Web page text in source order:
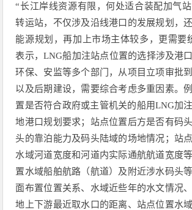
“长江岸线资源有限，何处适合装配加气
转运站，不仅涉及沿线港口的发展规划，
能源规划，再加上市场主体较多，更需要
表示，LNG船加注站点位置的选择涉及港
环保、安监等多个部门，从项目立项审批
以及后期建设，需要综合考虑多重因素。
置是否符合政府或主管机关的船用LNG加
地港口规划要求；站点位置后方是否有码
头的靠泊能力及码头陆域的场地情况；站
水域河道宽度和河道内实际通航航道宽度
置水域船舶航路（航道）及附近涉水码头
面布置位置关系、水域近些年的水文情况
地上下游最近取水口的距离、站点位置水